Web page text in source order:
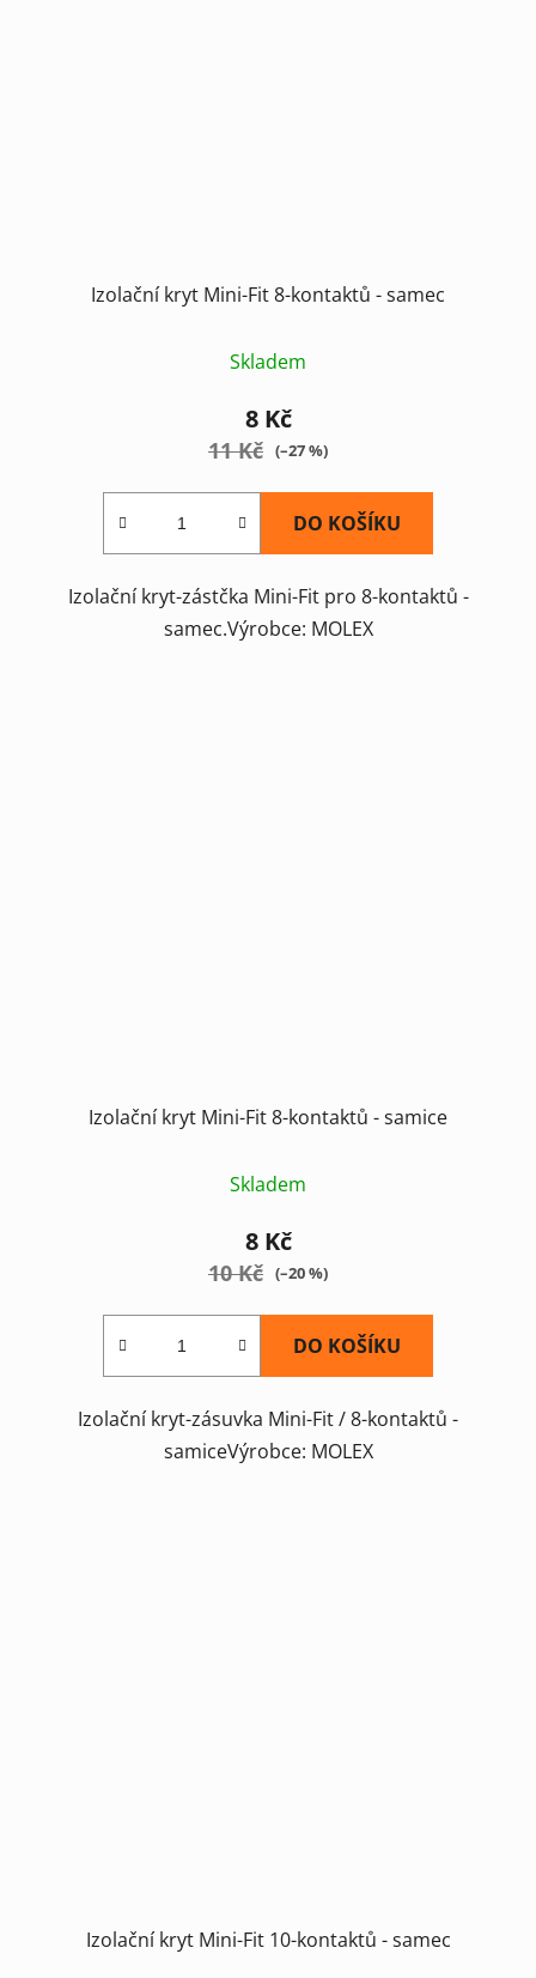
Izolační kryt Mini-Fit 8-kontaktů - samec
Skladem
8 Kč
11 Kč (–27 %)
DO KOŠÍKU
Izolační kryt-zástčka Mini-Fit pro 8-kontaktů -
samec.Výrobce: MOLEX
Izolační kryt Mini-Fit 8-kontaktů - samice
Skladem
8 Kč
10 Kč (–20 %)
DO KOŠÍKU
Izolační kryt-zásuvka Mini-Fit / 8-kontaktů -
samiceVýrobce: MOLEX
Izolační kryt Mini-Fit 10-kontaktů - samec